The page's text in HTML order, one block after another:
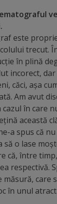
este
trecut.
în plină
incorect,
căci, așa
Am avut
cazul în care
această
a spus că
să o lase
că, între
respectivă.
care
în unul